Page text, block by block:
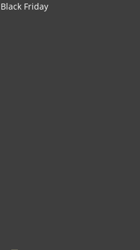
Black Friday